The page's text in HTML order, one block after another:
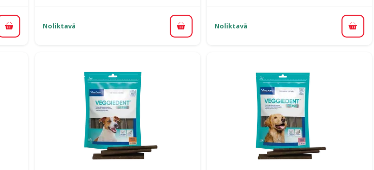
Pievienot grozam
Noliktavā Pievienot grozam
Noliktavā